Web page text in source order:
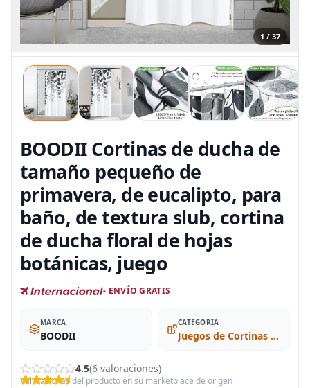
1 / 37
BOODII Cortinas de ducha de
tamaño pequeño de
primavera, de eucalipto, para
baño, de textura slub, cortina
de ducha floral de hojas
botánicas, juego
- ENVÍO GRATIS
MARCA
BOODII
CATEGORIA
Juegos de Cortinas de Regadera
4.5(6 valoraciones)
Valoraciones del producto en su marketplace de origen